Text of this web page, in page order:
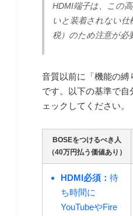
HDMI端子は、この
いと装着されない仕
税）のため注意が必
音質以前に「機能の
です。以下の基準で
ェックしてください。
BOSEをつけるべき人
（40万円払う価値あり）
HDMI必須：待
ち時間に
YouTubeやFire